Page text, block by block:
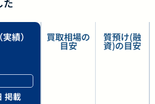
た
績）
掲載
買取相場の
目安
質預け(融
資)の目安